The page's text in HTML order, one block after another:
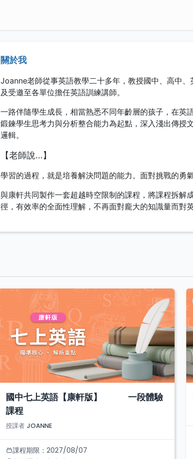
關於我
Joanne老師從事英語教學二十多年，教授國中、高中
及受邀至各單位擔任英語訓練講師。
一路伴隨學生成長，相當熟悉不同年齡層的孩子，在英
鍛鍊學生思考力與分析整合能力為起點，深入淺出傳授
邏輯。
【老師說...】
學習的過程，就是培養解決問題的能力。面對挑戰的勇
與康軒共同製作一套超越時空限制的課程，將課程拆解
徑，有效率的全面性理解，不再面對龐大的知識量而對
國中七上英語【康軒版】 一段體驗
課程
授課者 JOANNE
課程期限： 2027/08/07